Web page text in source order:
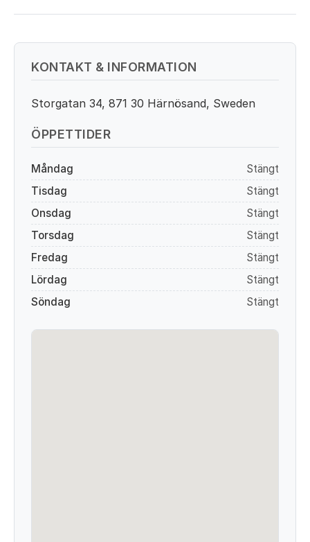
KONTAKT & INFORMATION
Storgatan 34, 871 30 Härnösand, Sweden
ÖPPETTIDER
Måndag
Stängt
Tisdag
Stängt
Onsdag
Stängt
Torsdag
Stängt
Fredag
Stängt
Lördag
Stängt
Söndag
Stängt